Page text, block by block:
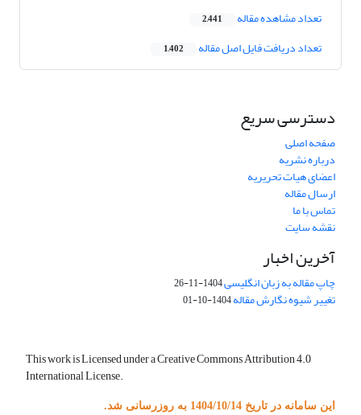
تعداد مشاهده مقاله 2,441
تعداد دریافت فایل اصل مقاله 1,402
دسترسی سریع
صفحه اصلی
درباره نشریه
اعضای هیات تحریریه
ارسال مقاله
تماس با ما
نقشه سایت
آخرین اخبار
چاپ مقاله به زبان انگلیسی1404-11-26
تغییر شیوه نگارش مقاله1404-10-01
This work is Licensed under a Creative Commons Attribution 4.0
International License.
این سامانه در تاریخ 1404/10/14 به روزرسانی شد.